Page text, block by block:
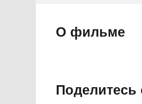
О фильме